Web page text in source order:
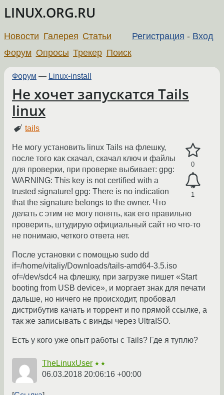
LINUX.ORG.RU
Регистрация - Вход
Новости Галерея Статьи
Форум Опросы Трекер Поиск
Форум — Linux-install
Не хочет запускатся Tails
linux
tails
0
1
Не могу установить linux Tails на флешку,
после того как скачал, скачал ключ и файлы
для проверки, при проверке выбивает: gpg:
WARNING: This key is not certified with a
trusted signature! gpg: There is no indication
that the signature belongs to the owner. Что
делать с этим не могу понять, как его правильно
проверить, штудирую официальный сайт но что-то
не понимаю, четкого ответа нет.
После установки с помощью sudo dd
if=/home/vitaliy/Downloads/tails-amd64-3.5.iso
of=/dev/sdc4 на флешку, при загрузке пишет «Start
booting from USB device», и моргает знак для печати
дальше, но ничего не происходит, пробовал
дистрибутив качать и торрент и по прямой ссылке, а
так же записывать с винды через UltraISO.
Есть у кого уже опыт работы с Tails? Где я туплю?
TheLinuxUser ★★
06.03.2018 20:06:16 +00:00